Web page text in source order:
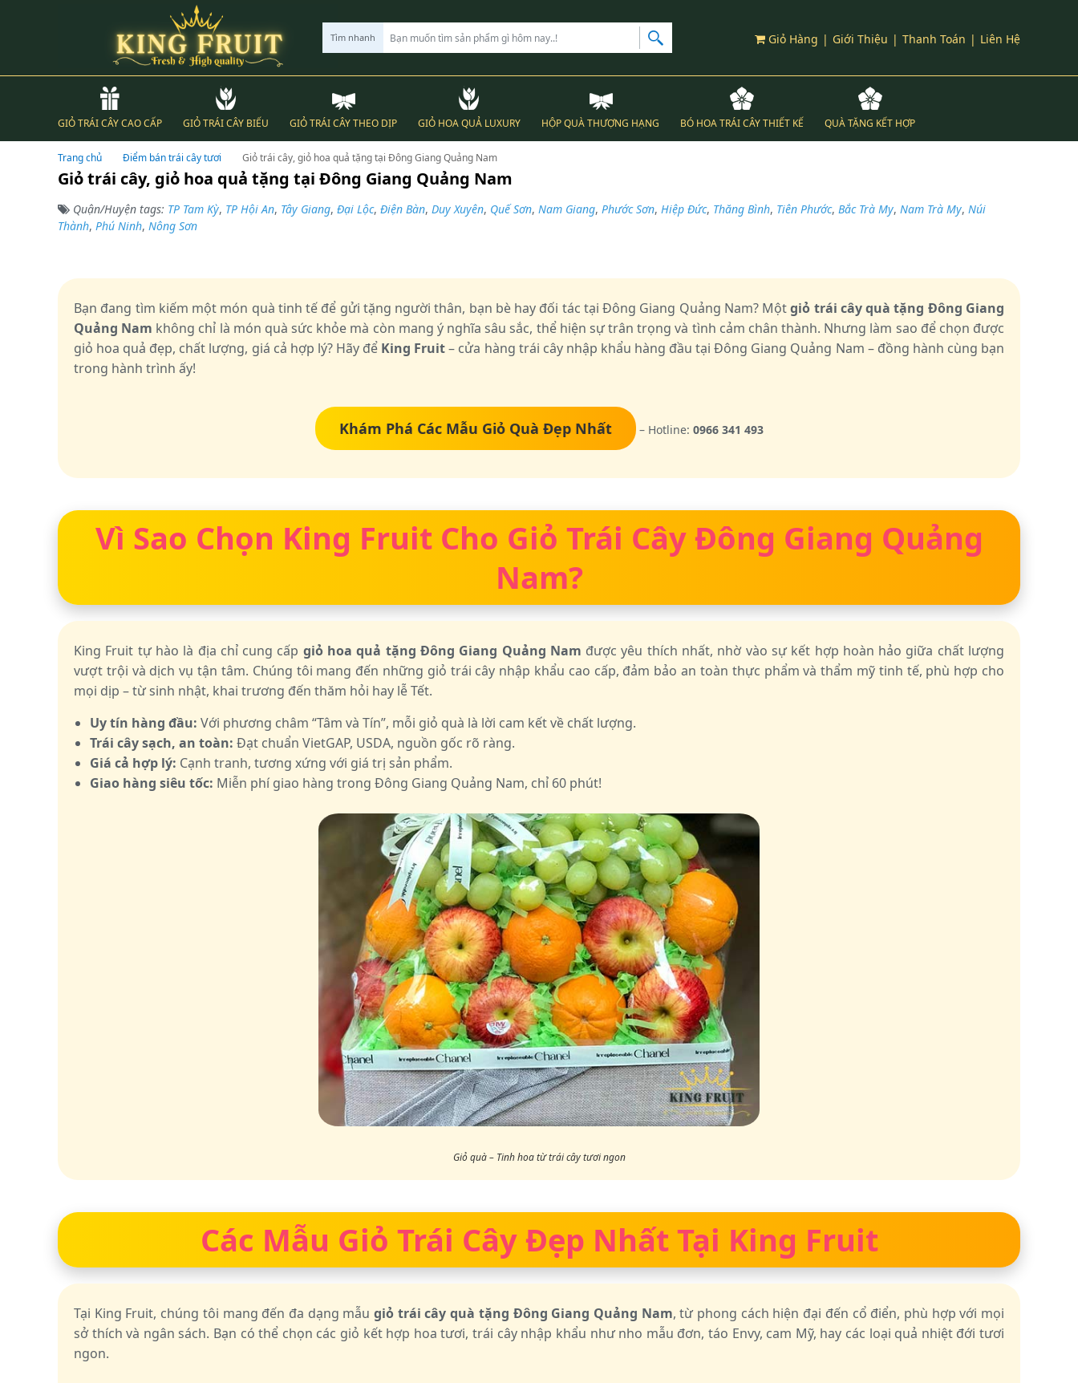
Giỏ Hàng | Giới Thiệu | Thanh Toán | Liên Hệ
Tìm nhanh
GIỎ TRÁI CÂY CAO CẤP GIỎ TRÁI CÂY BIẾU GIỎ TRÁI CÂY THEO DỊP GIỎ HOA QUẢ LUXURY HỘP QUÀ THƯỢNG HẠNG BÓ HOA TRÁI CÂY THIẾT KẾ QUÀ TẶNG KẾT HỢP
Trang chủ Điểm bán trái cây tươi Giỏ trái cây, giỏ hoa quả tặng tại Đông Giang Quảng Nam
Giỏ trái cây, giỏ hoa quả tặng tại Đông Giang Quảng Nam
Quận/Huyện tags: TP Tam Kỳ, TP Hội An, Tây Giang, Đại Lộc, Điện Bàn, Duy Xuyên, Quế Sơn, Nam Giang, Phước Sơn, Hiệp Đức, Thăng Bình, Tiên Phước, Bắc Trà My, Nam Trà My, Núi
Thành, Phú Ninh, Nông Sơn
Bạn đang tìm kiếm một món quà tinh tế để gửi tặng người thân, bạn bè hay đối tác tại Đông Giang Quảng Nam? Mộtgiỏ trái cây quà tặng Đông Giang
Quảng Nam không chỉ là món quà sức khỏe mà còn mang ý nghĩa sâu sắc, thể hiện sự trân trọng và tình cảm chân thành. Nhưng làm sao để chọn được
giỏ hoa quả đẹp, chất lượng, giá cả hợp lý? Hãy để King Fruit– cửa hàng trái cây nhập khẩu hàng đầu tại Đông Giang Quảng Nam – đồng hành cùng bạn
trong hành trình ấy!
Khám Phá Các Mẫu Giỏ Quà Đẹp Nhất – Hotline: 0966 341 493
Vì Sao Chọn King Fruit Cho Giỏ Trái Cây Đông Giang Quảng
Nam?
King Fruit tự hào là địa chỉ cung cấp giỏ hoa quả tặng Đông Giang Quảng Nam được yêu thích nhất, nhờ vào sự kết hợp hoàn hảo giữa chất lượng
vượt trội và dịch vụ tận tâm. Chúng tôi mang đến những giỏ trái cây nhập khẩu cao cấp, đảm bảo an toàn thực phẩm và thẩm mỹ tinh tế, phù hợp cho
mọi dịp – từ sinh nhật, khai trương đến thăm hỏi hay lễ Tết.
Uy tín hàng đầu: Với phương châm “Tâm và Tín”, mỗi giỏ quà là lời cam kết về chất lượng.
Trái cây sạch, an toàn: Đạt chuẩn VietGAP, USDA, nguồn gốc rõ ràng.
Giá cả hợp lý: Cạnh tranh, tương xứng với giá trị sản phẩm.
Giao hàng siêu tốc: Miễn phí giao hàng trong Đông Giang Quảng Nam, chỉ 60 phút!
Giỏ quà – Tinh hoa từ trái cây tươi ngon
Các Mẫu Giỏ Trái Cây Đẹp Nhất Tại King Fruit
Tại King Fruit, chúng tôi mang đến đa dạng mẫu giỏ trái cây quà tặng Đông Giang Quảng Nam, từ phong cách hiện đại đến cổ điển, phù hợp với mọi
sở thích và ngân sách. Bạn có thể chọn các giỏ kết hợp hoa tươi, trái cây nhập khẩu như nho mẫu đơn, táo Envy, cam Mỹ, hay các loại quả nhiệt đới tươi
ngon.